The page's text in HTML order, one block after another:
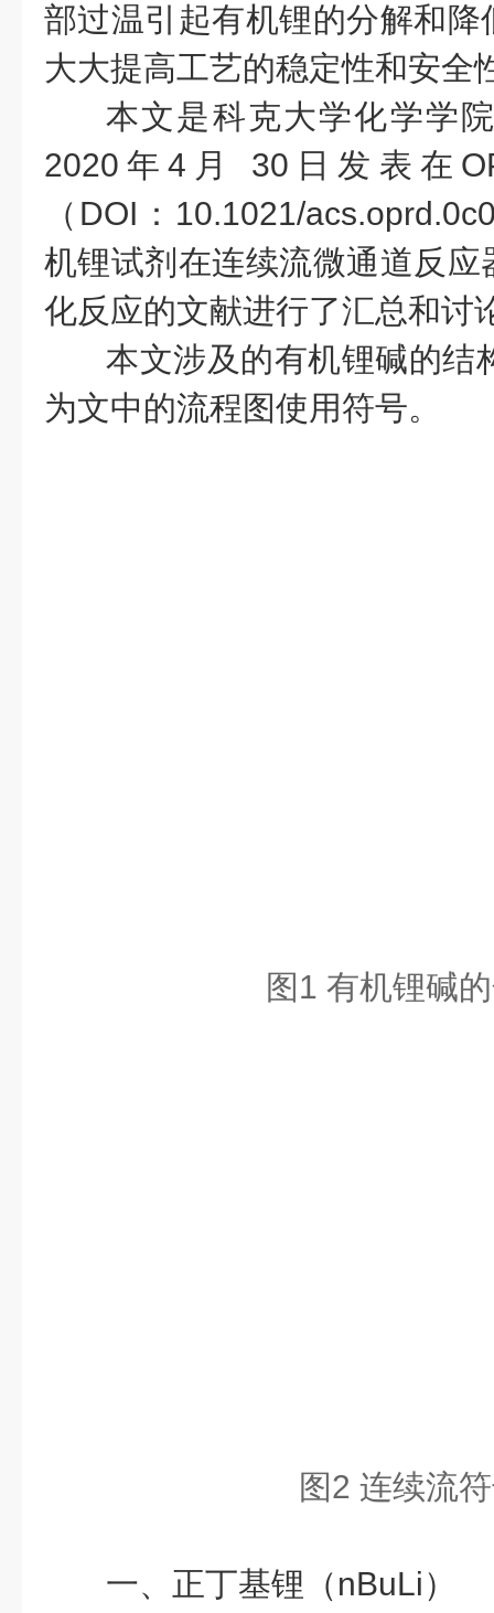
部过温引起有机锂的分解和
大大提高工艺的稳定性和安全
本文是科克大学化学学
2020年4月 30日发表在
（DOI：10.1021/
机锂试剂在连续流微通道反
化反应的文献进行了汇总和讨
本文涉及的有机锂碱的结
为文中的流程图使用符号。
图 1 有机锂碱
图2 连续流
一、正丁基锂（nBuLi）